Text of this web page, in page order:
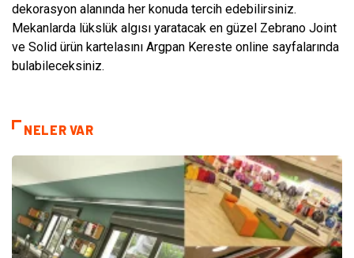
dekorasyon alanında her konuda tercih edebilirsiniz.
Mekanlarda lükslük algısı yaratacak en güzel Zebrano Joint
ve Solid ürün kartelasını Argpan Kereste online sayfalarında
bulabileceksiniz.
NELER VAR